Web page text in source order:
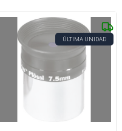
ÚLTIMA UNIDAD